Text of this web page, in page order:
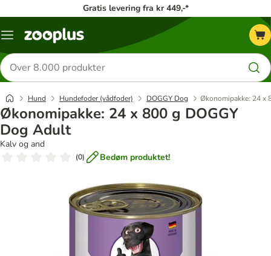
Gratis levering fra kr 449,-*
Menu
Søg
efter
produkter
Hund Hundefoder (vådfoder) DOGGY Dog Økonomipakke: 24 x
Økonomipakke: 24 x 800 g DOGGY
Dog Adult
Kalv og and
(0) Bedøm produktet!